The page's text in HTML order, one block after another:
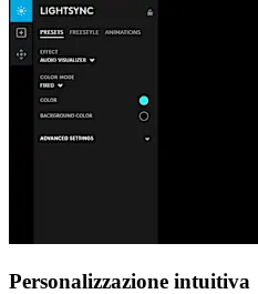
Personalizzazione intuitiva